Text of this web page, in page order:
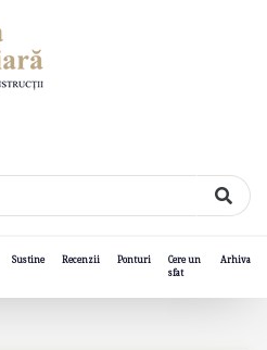
Sustine Recenzii Ponturi
Cere un
sfat
Arhiva